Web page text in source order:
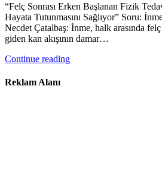
“Felç Sonrası Erken Başlanan Fizik
Hayata Tutunmasını Sağlıyor” Soru:
Necdet Çatalbaş: İnme, halk arasında
giden kan akışının damar…
Continue reading
Reklam Alanı